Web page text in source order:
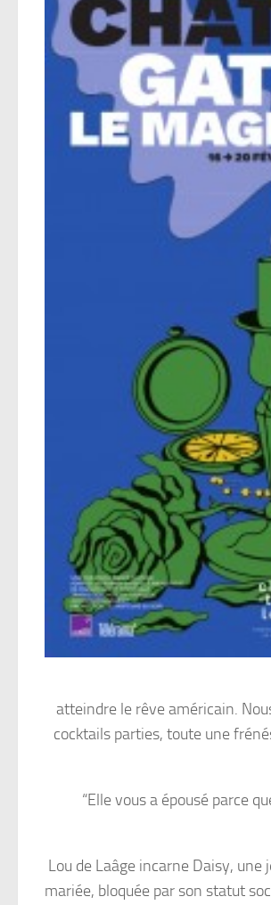
atteindre le rêve américain.
cocktails parties, toute une
“Elle vous a épousé parce
Lou de Laâge incarne Daisy, une
mariée, bloquée par son statut